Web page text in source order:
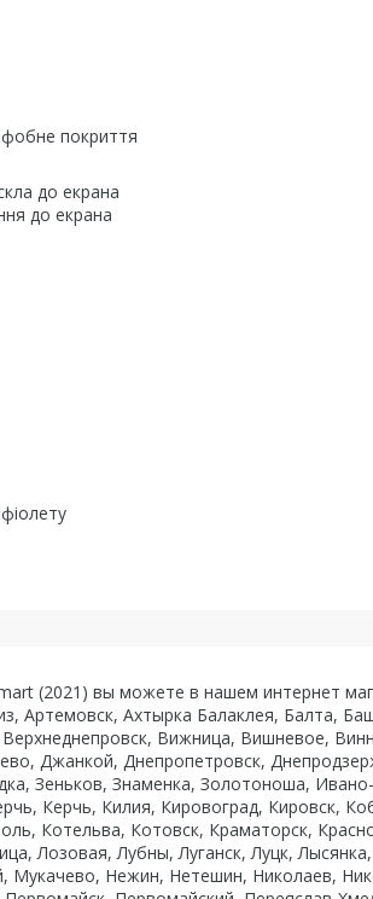
покриття
до екрана
до екрана
(2021) вы можете в нашем интернет
Артемовск, Ахтырка Балаклея, Балта,
Вижница, Вишневое,
Джанкой, Днепропетровск,
Зеньков, Знаменка, Золотоноша,
Керчь, Килия, Кировоград, Кировск,
Котельва, Котовск, Краматорск,
Лозовая, Лубны, Луганск, Луцк,
Нежин, Нетешин, Николаев,